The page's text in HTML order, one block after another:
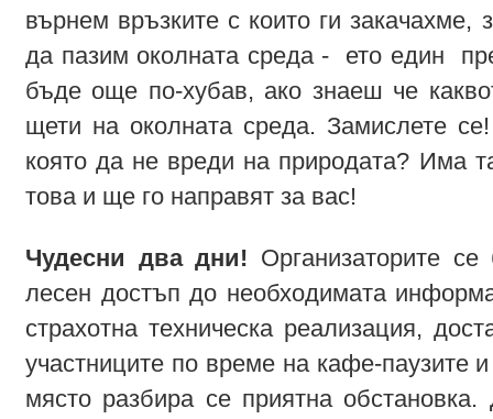
върнем връзките с които ги закачахме,
да пазим околната среда - ето един
бъде още по-хубав, ако знаеш че
щети на околната среда. Замислете
която да не вреди на природата? Има
това и ще го направят за вас!
Чудесни два дни! Организаторите
лесен достъп до необходимата
страхотна техническа реализация,
участниците по време на кафе-паузите
място разбира се приятна